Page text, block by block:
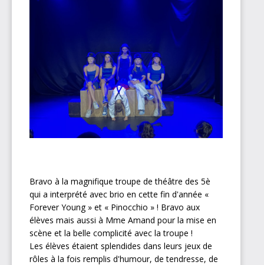
Bravo à la magnifique troupe de théâtre des 5è
qui a interprété avec brio en cette fin d'année «
Forever Young » et « Pinocchio » ! Bravo aux
élèves mais aussi à Mme Amand pour la mise en
scène et la belle complicité avec la troupe !
Les élèves étaient splendides dans leurs jeux de
rôles à la fois remplis d'humour, de tendresse, de